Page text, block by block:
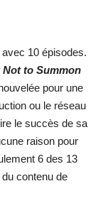
10 épisodes.
Not to Summon
pour une
ou le réseau
le succès de sa
raison pour
6 des 13
contenu de